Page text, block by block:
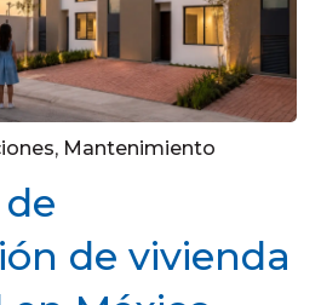
, Mantenimiento
de
de vivienda